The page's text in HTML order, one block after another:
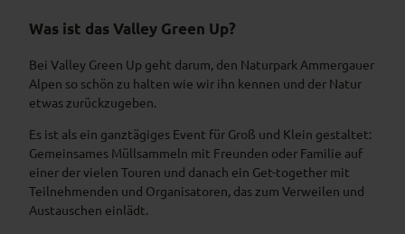
Was ist das Valley Green Up?
Bei Valley Green Up geht darum, den Naturpark Ammergauer
Alpen so schön zu halten wie wir ihn kennen und der Natur
etwas zurückzugeben.
Es ist als ein ganztägiges Event für Groß und Klein gestaltet:
Gemeinsames Müllsammeln mit Freunden oder Familie auf
einer der vielen Touren und danach ein Get-together mit
Teilnehmenden und Organisatoren, das zum Verweilen und
Austauschen einlädt.